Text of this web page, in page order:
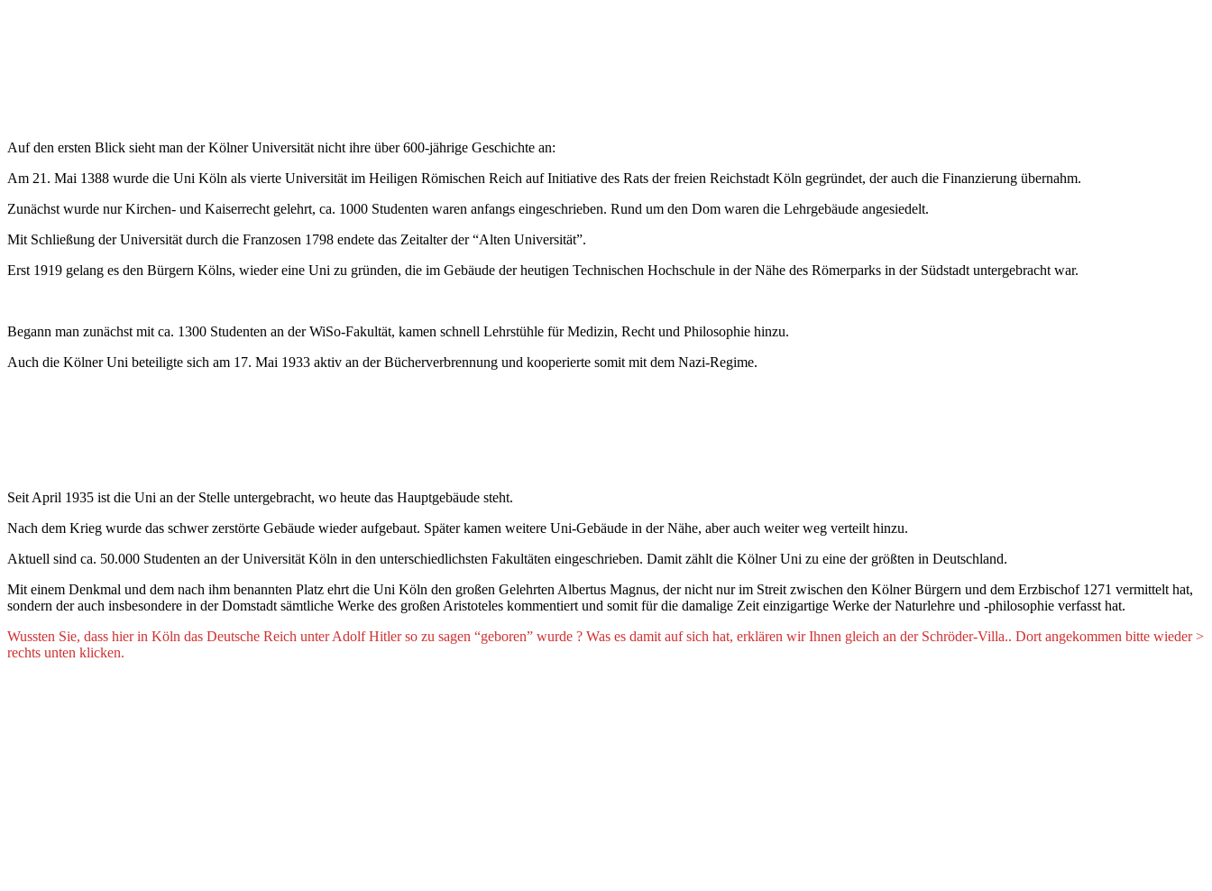
Auf den ersten Blick sieht man der Kölner Universität nicht ihre über 600-jährige Geschichte an:
Am 21. Mai 1388 wurde die Uni Köln als vierte Universität im Heiligen Römischen Reich auf Initiative des Rats der freien Reichstadt Köln gegründet, der auch die Finanzierung übernahm.
Zunächst wurde nur Kirchen- und Kaiserrecht gelehrt, ca. 1000 Studenten waren anfangs eingeschrieben. Rund um den Dom waren die Lehrgebäude angesiedelt.
Mit Schließung der Universität durch die Franzosen 1798 endete das Zeitalter der “Alten Universität”.
Erst 1919 gelang es den Bürgern Kölns, wieder eine Uni zu gründen, die im Gebäude der heutigen Technischen Hochschule in der Nähe des Römerparks in der Südstadt untergebracht war.
Begann man zunächst mit ca. 1300 Studenten an der WiSo-Fakultät, kamen schnell Lehrstühle für Medizin, Recht und Philosophie hinzu.
Auch die Kölner Uni beteiligte sich am 17. Mai 1933 aktiv an der Bücherverbrennung und kooperierte somit mit dem Nazi-Regime.
Seit April 1935 ist die Uni an der Stelle untergebracht, wo heute das Hauptgebäude steht.
Nach dem Krieg wurde das schwer zerstörte Gebäude wieder aufgebaut. Später kamen weitere Uni-Gebäude in der Nähe, aber auch weiter weg verteilt hinzu.
Aktuell sind ca. 50.000 Studenten an der Universität Köln in den unterschiedlichsten Fakultäten eingeschrieben. Damit zählt die Kölner Uni zu eine der größten in Deutschland.
Mit einem Denkmal und dem nach ihm benannten Platz ehrt die Uni Köln den großen Gelehrten Albertus Magnus, der nicht nur im Streit zwischen den Kölner Bürgern und dem Erzbischof 1271 vermittelt hat,
sondern der auch insbesondere in der Domstadt sämtliche Werke des großen Aristoteles kommentiert und somit für die damalige Zeit einzigartige Werke der Naturlehre und -philosophie verfasst hat.
Wussten Sie, dass hier in Köln das Deutsche Reich unter Adolf Hitler so zu sagen “geboren” wurde ? Was es damit auf sich hat, erklären wir Ihnen gleich an der Schröder-Villa.. Dort angekommen bitte wieder >
rechts unten klicken.